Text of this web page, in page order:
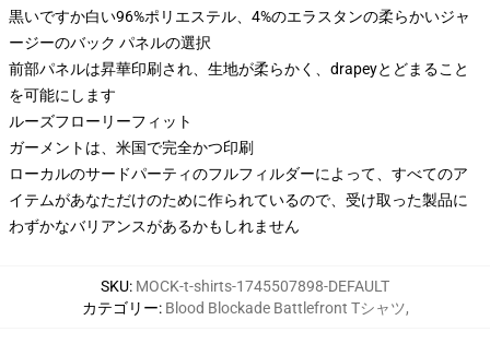
黒いですか白い96%ポリエステル、4%のエラスタンの柔らかいジャ
ージーのバック パネルの選択
前部パネルは昇華印刷され、生地が柔らかく、drapeyとどまること
を可能にします
ルーズフローリーフィット
ガーメントは、米国で完全かつ印刷
ローカルのサードパーティのフルフィルダーによって、すべてのア
イテムがあなただけのために作られているので、受け取った製品に
わずかなバリアンスがあるかもしれません
SKU: MOCK-t-shirts-1745507898-DEFAULT
カテゴリー: Blood Blockade Battlefront Tシャツ,